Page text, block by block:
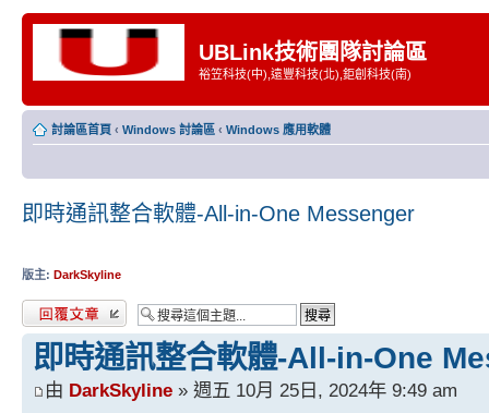
UBLink技術團隊討論區
裕笠科技(中),遠豐科技(北),鉅創科技(南)
討論區首頁 ‹ Windows 討論區 ‹ Windows 應用軟體
即時通訊整合軟體-All-in-One Messenger
版主: DarkSkyline
發表回覆
即時通訊整合軟體-All-in-One
由 DarkSkyline » 週五 10月 25日, 2024年 9:49 am